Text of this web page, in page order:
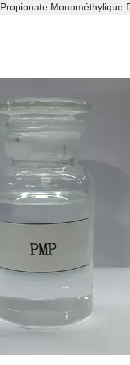
Propionate Monométhylique